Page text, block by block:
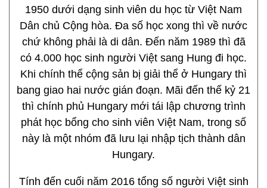
1950 dưới dạng sinh viên du học từ Việt Nam
Dân chủ Cộng hòa. Đa số học xong thì về nước
chứ không phải là di dân. Đến năm 1989 thì đã
có 4.000 học sinh người Việt sang Hung đi học.
Khi chính thể cộng sản bị giải thể ở Hungary thì
bang giao hai nước gián đoạn. Mãi đến thế kỷ 21
thì chính phủ Hungary mới tái lập chương trình
phát học bổng cho sinh viên Việt Nam, trong số
này là một nhóm đã lưu lại nhập tịch thành dân
Hungary.
Tính đến cuối năm 2016 tổng số người Việt sinh